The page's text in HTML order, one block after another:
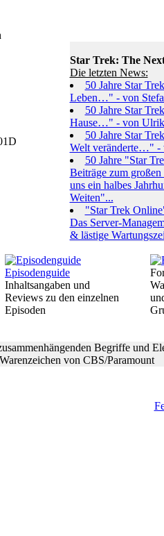
Star Trek: The
Die letzten News:
50 Jahre Star
Leben…" - von
50 Jahre Star
Hause…" - von
50 Jahre Star
Welt veränderte…" -
50 Jahre "Star
Beiträge zum
uns ein halbes
Weiten"...
"Star Trek
Das Server-
& lästige
Episodenguide
Inhaltsangaben und
Reviews zu den einzelnen
Episoden
Begriffe und
Warenzeichen von CBS/Paramount